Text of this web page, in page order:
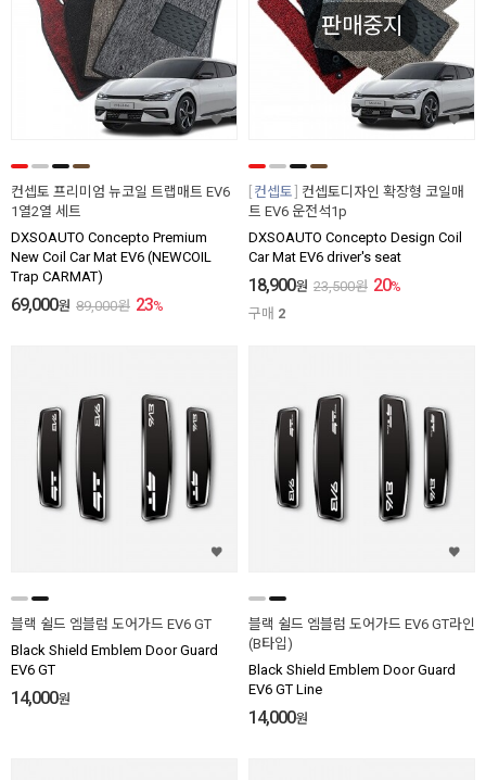
컨셉토 프리미엄 뉴코일 트랩매트 EV6
1열2열 세트
DXSOAUTO Concepto Premium
New Coil Car Mat EV6 (NEWCOIL
Trap CARMAT)
69,000원 89,000원 23%
판매중지
컨셉토
컨셉토디자인 확장형 코일매
트 EV6 운전석1p
DXSOAUTO Concepto Design Coil
Car Mat EV6 driver's seat
18,900원 23,500원 20%
구매 2
블랙 쉴드 엠블럼 도어가드 EV6 GT
Black Shield Emblem Door Guard
EV6 GT
14,000원
블랙 쉴드 엠블럼 도어가드 EV6 GT라인
(B타입)
Black Shield Emblem Door Guard
EV6 GT Line
14,000원